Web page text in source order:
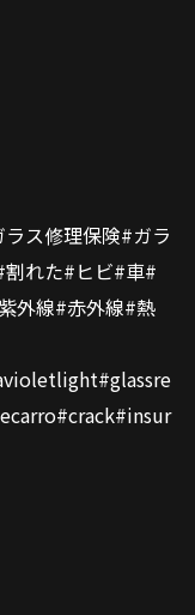
ス修理保険#ガラ
れた#ヒビ#車#
外線#赤外線#熱